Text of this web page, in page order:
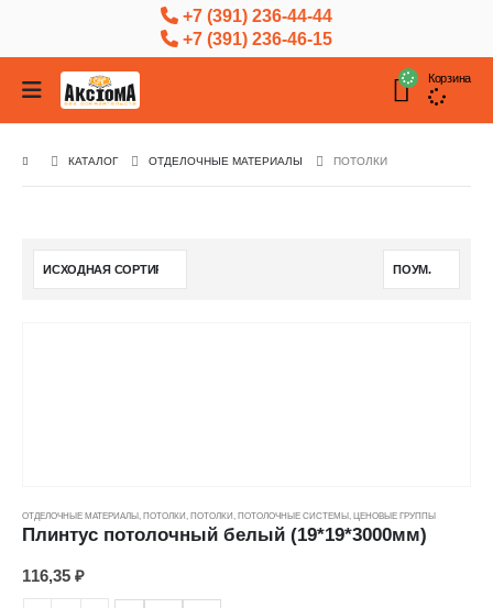
+7 (391) 236-44-44
+7 (391) 236-46-15
Корзина
КАТАЛОГ ОТДЕЛОЧНЫЕ МАТЕРИАЛЫ ПОТОЛКИ
ОТДЕЛОЧНЫЕ МАТЕРИАЛЫ ПОТОЛКИ ПОТОЛКИ ПОТОЛОЧНЫЕ СИСТЕМЫ ЦЕНОВЫЕ ГРУППЫ
Плинтус потолочный белый (19*19*3000мм)
116,35 ₽